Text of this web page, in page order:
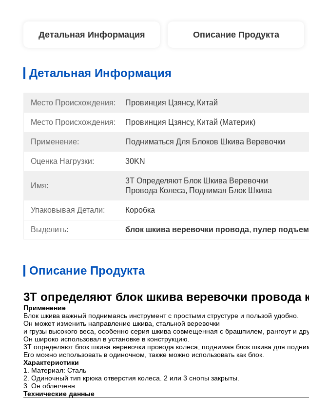
Детальная Информация Описание Продукта
Детальная Информация
Место Происхождения: Провинция Цзянсу, Китай
Место Происхождения: Провинция Цзянсу, Китай (материк)
Применение: Подниматься Для Блоков Шкива Веревочки
Оценка Нагрузки: 30KN
Имя:
3T Определяют Блок Шкива Веревочки
Провода Колеса, Поднимая Блок Шкива
Упаковывая Детали: Коробка
Выделить: блок шкива веревочки провода, пулер
Описание Продукта
3Т определяют блок шкива веревочки провода
Применение
Блок шкива важный поднимаясь инструмент с простыми струстуре и пользой удобно.
Он может изменить направление шкива, стальной веревочки
и грузы высокого веса, особенно серия шкива совмещенная с брашпилем, рангоут и
Он широко использовал в установке в конструкцию.
3Т определяют блок шкива веревочки провода колеса, поднимая блок шкива для
Его можно использовать в одиночном, также можно использовать как блок.
Характеристики
1. Материал: Сталь
2. Одиночный тип крюка отверстия колеса. 2 или 3 снопы закрыты.
3. Он облегченн
Технические данные